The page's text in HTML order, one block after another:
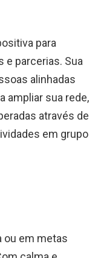
para
parcerias. Sua
alinhadas
ampliar sua rede,
através de
em grupo
ou em metas